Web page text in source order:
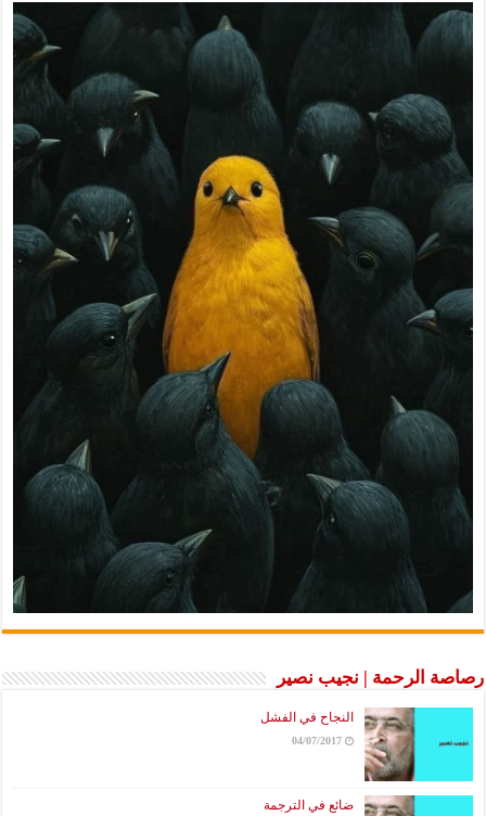
رصاصة الرحمة | نجيب نصير
النجاح في الفشل
04/07/2017
ضائع في الترجمة